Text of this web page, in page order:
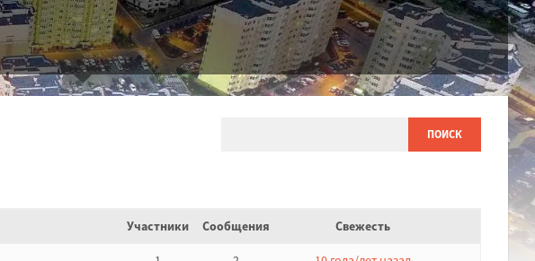
Участники Сообщения Свежесть